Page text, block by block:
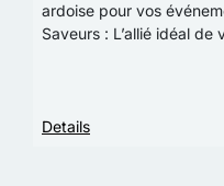
ardoise pour vos
Saveurs : L’allié idéal
Details